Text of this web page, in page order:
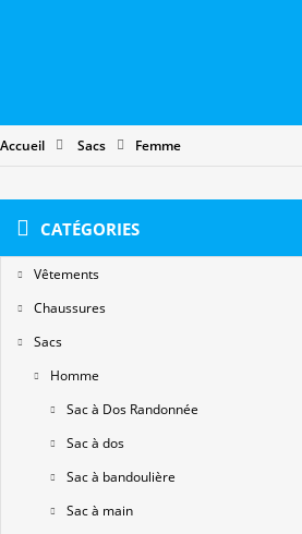
Accueil Sacs Femme
CATÉGORIES
Vêtements
Chaussures
Sacs
Homme
Sac à Dos Randonnée
Sac à dos
Sac à bandoulière
Sac à main